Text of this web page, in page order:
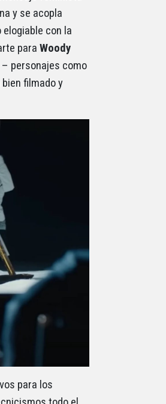
y se acopla
con la
para Woody
personajes como
filmado y
para los